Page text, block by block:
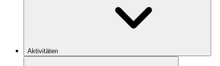
Aktivitäten